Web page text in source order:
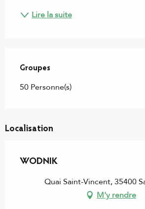
Lire la suite
Groupes
Groupes
50 Personne(s)
Localisation
WODNIK
Quai Saint-Vincent, 35400
M'y rendre